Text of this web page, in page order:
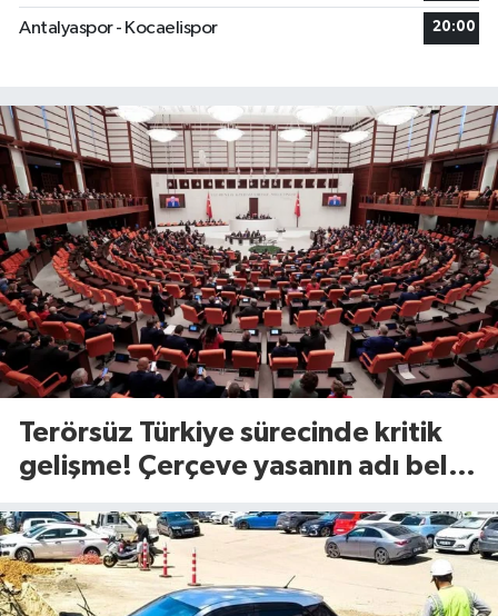
Antalyaspor - Kocaelispor 20:00
Terörsüz Türkiye sürecinde kritik
gelişme! Çerçeve yasanın adı belli